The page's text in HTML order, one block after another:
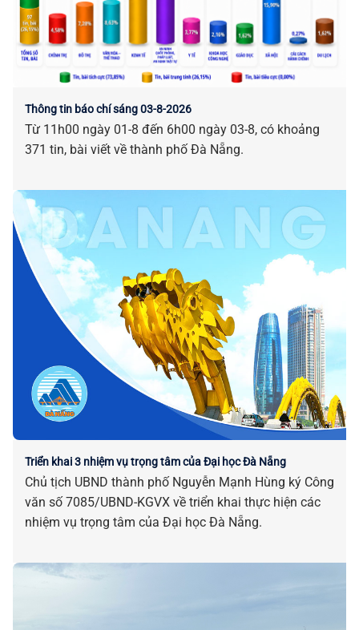
Thông tin báo chí sáng 03-8-2026
Từ 11h00 ngày 01-8 đến 6h00 ngày 03-8, có khoảng
371 tin, bài viết về thành phố Đà Nẵng.
Triển khai 3 nhiệm vụ trọng tâm của Đại học Đà Nẵng
Chủ tịch UBND thành phố Nguyễn Mạnh Hùng ký Công
văn số 7085/UBND-KGVX về triển khai thực hiện các
nhiệm vụ trọng tâm của Đại học Đà Nẵng.